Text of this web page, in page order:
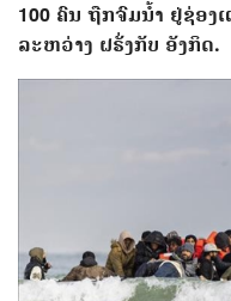
100 ຄົນ ຖືກຈົມນ້ຳ ຢູ່ຊ່ອງ
ລະຫວ່າງ ຝຣັ່ງກັບ ອັງກິດ.